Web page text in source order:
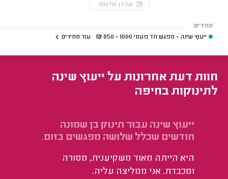
עודכן שלשום
מחירים:
ייעוץ שינה - מפגש חד פעמי 1000 - 850
₪ עוד מחירים
חוות דעת אחרונות על ייעוץ שינה
לתינוקות בחיפה
ייעוץ שינה עבור תינוק בן שמונה
חודשים שכלל שלושה מפגשים בזום.
היא הייתה מאוד משקיענית, מסורה
ומכבדת. אני ממליצה עליה.